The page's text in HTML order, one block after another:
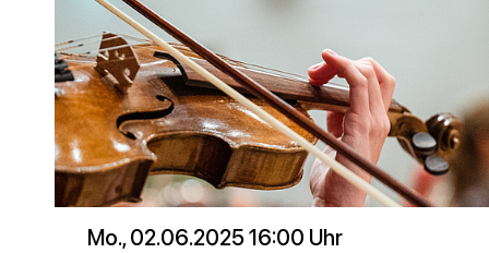
Mo., 02.06.2025 16:00 Uhr